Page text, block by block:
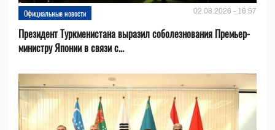
Официальные новости 02.08.2026 - 16:57
Президент Туркменистана выразил соболезнования Премьер-
министру Японии в связи с...